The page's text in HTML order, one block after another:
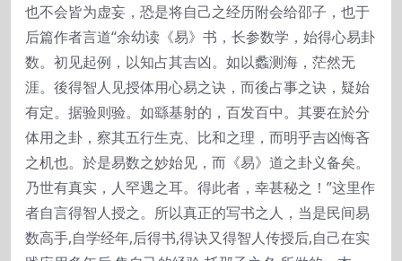
也不会皆为虚妄，恐是将自己之经历附会给邵子，也于
后篇作者言道“余幼读《易》书，长参数学，始得心易卦
数。初见起例，以知占其吉凶。如以蠡测海，茫然无
涯。後得智人见授体用心易之诀，而後占事之诀，疑始
有定。据验则验。如繇基射的，百发百中。其要在於分
体用之卦，察其五行生克、比和之理，而明乎吉凶悔吝
之机也。於是易数之妙始见，而《易》道之卦义备矣。
乃世有真实，人罕遇之耳。得此者，幸甚秘之！”这里作
者自言得智人授之。所以真正的写书之人，当是民间易
数高手,自学经年,后得书,得诀又得智人传授后,自己在实